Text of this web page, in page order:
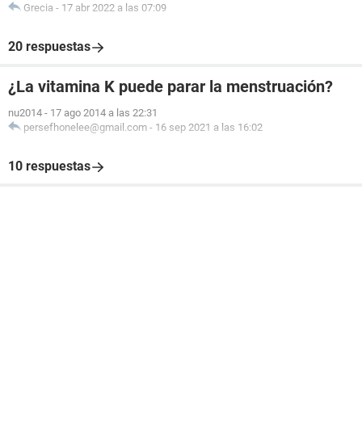
Grecia - 17 abr 2022 a las 07:09
20 respuestas
¿La vitamina K puede parar la menstruación?
nu2014 - 17 ago 2014 a las 22:31
persefhonelee@gmail.com - 16 sep 2021 a las 16:02
10 respuestas